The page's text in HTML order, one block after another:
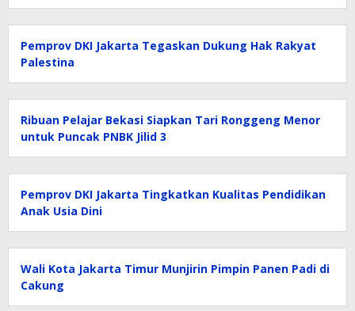
Pemprov DKI Jakarta Tegaskan Dukung Hak Rakyat
Palestina
Ribuan Pelajar Bekasi Siapkan Tari Ronggeng Menor
untuk Puncak PNBK Jilid 3
Pemprov DKI Jakarta Tingkatkan Kualitas Pendidikan
Anak Usia Dini
Wali Kota Jakarta Timur Munjirin Pimpin Panen Padi di
Cakung